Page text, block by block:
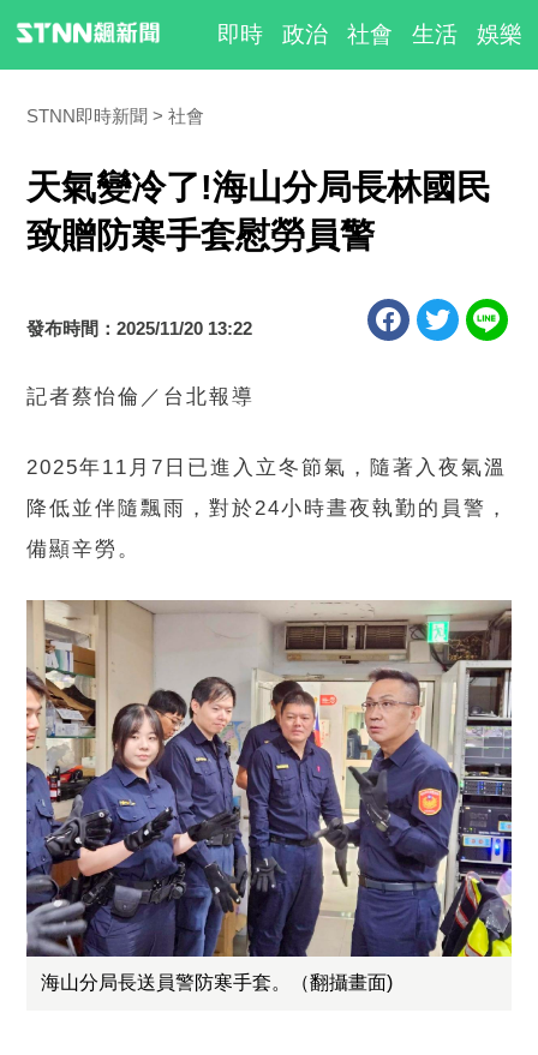
即時 政治 社會 生活 娛樂
STNN即時新聞 社會
天氣變冷了!海山分局長林國民
致贈防寒手套慰勞員警
發布時間：2025/11/20 13:22
記者蔡怡倫／台北報導
2025年11月7日已進入立冬節氣，隨著入夜氣溫
降低並伴隨飄雨，對於24小時晝夜執勤的員警，
備顯辛勞。
海山分局長送員警防寒手套。（翻攝畫面)